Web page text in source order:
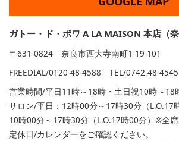
ガトー・ド・ボワ A LA MAISON 本店（奈
〒631-0824 奈良市西大寺南町1-19-101
FREEDIAL/0120-48-4588 TEL/0742-48-4545
営業時間/平日11時～18時・土日祝10時～18
サロン/平日：12時00分～17時30分（L.O.17
10時00分～17時30分（L.O.17時00分）※全
定休日/カレンダーをご確認ください。